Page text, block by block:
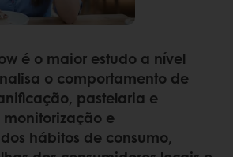
é o maior estudo a nível
o comportamento de
pastelaria e
monitorização e
hábitos de consumo,